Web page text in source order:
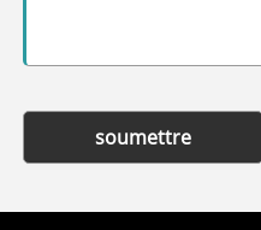
soumettre